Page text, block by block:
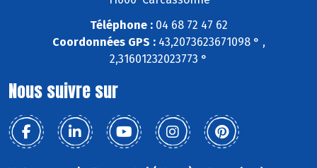
Téléphone :04 68 72 47 62
Coordonnées GPS :43,2073623671098 ° ,
2,31601232023773 °
Nous suivre sur